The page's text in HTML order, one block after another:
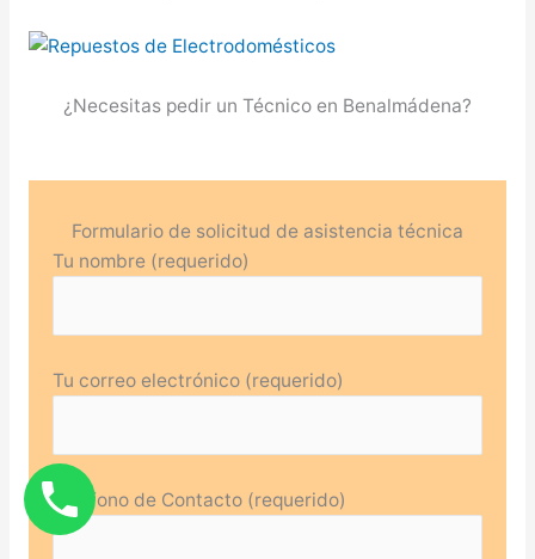
¿Necesitas pedir un Técnico en Benalmádena?
Formulario de solicitud de asistencia técnica
Tu nombre (requerido)
Tu correo electrónico (requerido)
Teléfono de Contacto (requerido)